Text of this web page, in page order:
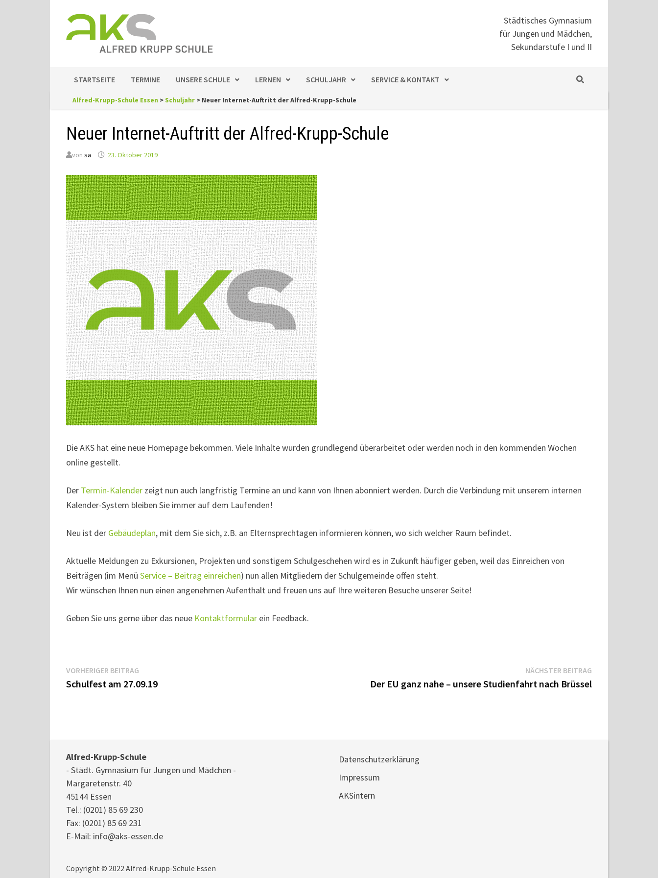
Inhalt
springen
Städtisches Gymnasium
für Jungen und Mädchen,
Sekundarstufe I und II
STARTSEITE TERMINE UNSERE SCHULE LERNEN SCHULJAHR SERVICE & KONTAKT
Alfred-Krupp-Schule Essen >Schuljahr > Neuer Internet-Auftritt der Alfred-Krupp-Schule
Neuer Internet-Auftritt der Alfred-Krupp-Schule
von sa 23. Oktober 2019
Die AKS hat eine neue Homepage bekommen. Viele Inhalte wurden grundlegend überarbeitet oder werden noch in den kommenden Wochen
online gestellt.
Der Termin-Kalenderzeigt nun auch langfristig Termine an und kann von Ihnen abonniert werden. Durch die Verbindung mit unserem internen
Kalender-System bleiben Sie immer auf dem Laufenden!
Neu ist der Gebäudeplan, mit dem Sie sich, z.B. an Elternsprechtagen informieren können, wo sich welcher Raum befindet.
Aktuelle Meldungen zu Exkursionen, Projekten und sonstigem Schulgeschehen wird es in Zukunft häufiger geben, weil das Einreichen von
Beiträgen (im Menü Service – Beitrag einreichen) nun allen Mitgliedern der Schulgemeinde offen steht.
Wir wünschen Ihnen nun einen angenehmen Aufenthalt und freuen uns auf Ihre weiteren Besuche unserer Seite!
Geben Sie uns gerne über das neue Kontaktformularein Feedback.
Beitragsnavigation
VORHERIGER BEITRAGVorheriger
Beitrag:
Schulfest am 27.09.19
NÄCHSTER BEITRAG
Der EU ganz nahe – unsere Studienfahrt nach Brüssel
Alfred-Krupp-Schule
- Städt. Gymnasium für Jungen und Mädchen -
Margaretenstr. 40
45144 Essen
Tel.: (0201) 85 69 230
Fax: (0201) 85 69 231
E-Mail: info@aks-essen.de
Datenschutzerklärung
Impressum
AKSintern